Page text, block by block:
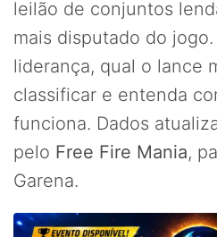
leilão de conjuntos
mais disputado do
liderança, qual o lance
classificar e entenda
funciona. Dados
pelo Free Fire Mania,
Garena.